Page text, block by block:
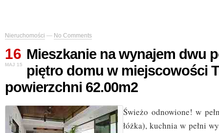
Nieruchomości — No Comments
16
MAJ 15
Mieszkanie na wynajem dwu
piętro domu w miejscowości
powierzchni 62.00m2
Świeżo odnowione! w
łóżka), kuchnia w pełni